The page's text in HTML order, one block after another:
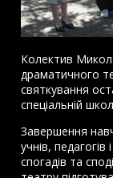
Колектив
драматичного
святкування
спеціальній
Завершення
учнів,
спогадів та